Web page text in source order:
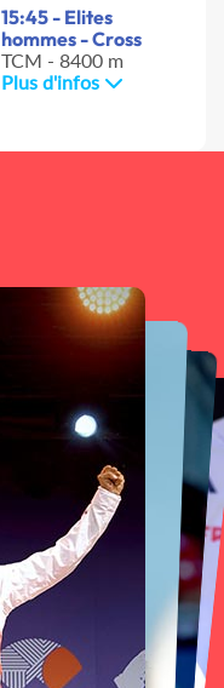
15:45 - Elites
hommes - Cross
TCM - 8400 m
Plus d'infos